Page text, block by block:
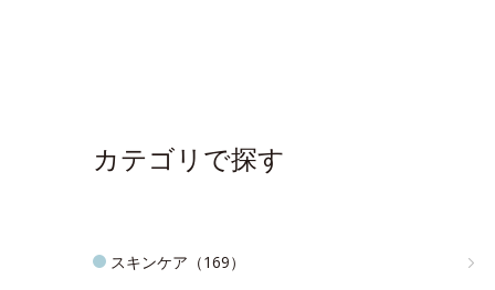
カテゴリで探す
スキンケア（169）